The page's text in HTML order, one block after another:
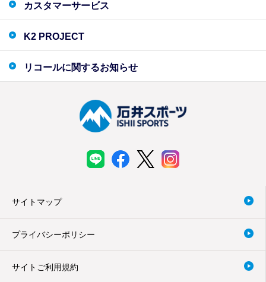
カスタマーサービス
K2 PROJECT
リコールに関するお知らせ
サイトマップ
プライバシーポリシー
サイトご利用規約